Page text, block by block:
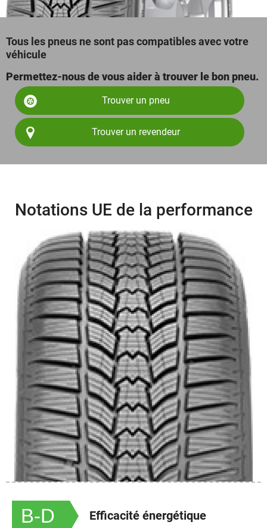
Tous les pneus ne sont pas compatibles avec votre
véhicule
Permettez-nous de vous aider à trouver le bon pneu.
Trouver un pneu
Trouver un revendeur
Notations UE de la performance
B-D Efficacité énergétique